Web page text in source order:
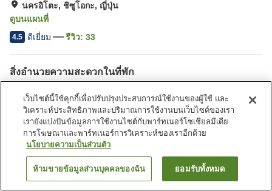
นครอิโตะ, ชิซูโอกะ, ญี่ปุ่น
ดูบนแผนที่
4.5 ดีเยี่ยม รีวิว: 33
สิ่งอำนวยความสะดวกในที่พัก
ร้อน)
บริการรับส่ง
หน้าแรก ญี่ปุ่น ชิซูโอกะ
ค้นหาห้องพัก
เว็บไซต์นี้ใช้คุกกี้เพื่อปรับปรุงประสบการณ์ใช้งานของผู้ใช้ และ
วิเคราะห์ประสิทธิภาพและปริมาณการใช้งานบนเว็บไซต์ของเรา
เรายังแบ่งปันข้อมูลการใช้งานไซต์กับพาร์ทเนอร์โซเชียลมีเดีย
การโฆษณาและพาร์ทเนอร์การวิเคราะห์ของเราอีกด้วย
นโยบายความเป็นส่วนตัว
ห้ามขายข้อมูลส่วนบุคคลของฉัน ยอมรับทั้งหมด